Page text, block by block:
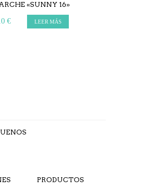
«SUNNY 16»
€ LEER MÁS
PRODUCTOS